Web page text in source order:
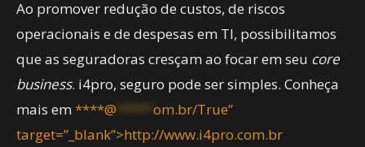
Ao promover redução de custos, de riscos
operacionais e de despesas em TI, possibilitamos
que as seguradoras cresçam ao focar em seu core
business. i4pro, seguro pode ser simples. Conheça
mais em****@ ***** om.br/True”
target=”_blank”>http://www.i4pro.com.br